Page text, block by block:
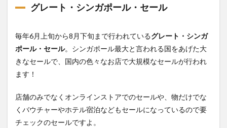
グレート・シンガポール・セール
毎年6月上旬から8月下旬まで行われているグレート・シンガ
ポール・セール。シンガポール最大と言われる国をあげた大
きなセールで、国内の色々なお店で大規模なセールが行われ
ます！
店舗のみでなくオンラインストアでのセールや、物だけでな
くバウチャーやホテル宿泊などもセールになっているので要
チェックのセールですよ。